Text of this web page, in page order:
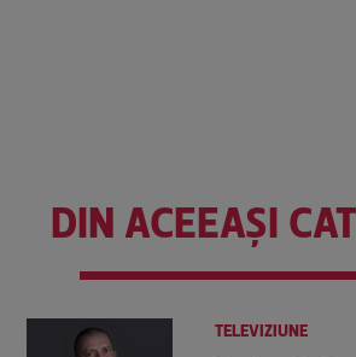
DIN ACEEAȘI
TELEVIZIUNE